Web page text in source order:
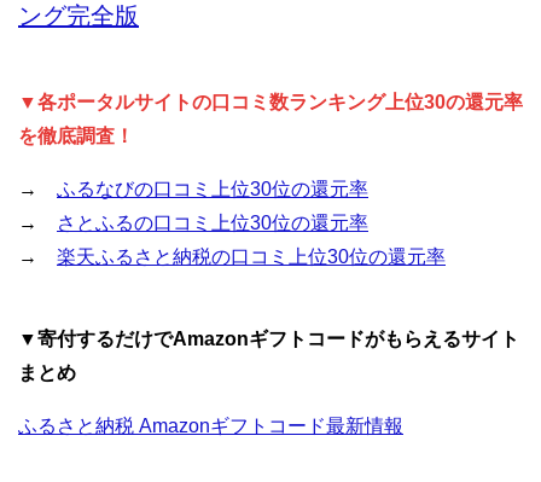
ング完全版
▼各ポータルサイトの口コミ数ランキング上位30の還元率
を徹底調査！
→ ふるなびの口コミ上位30位の還元率
→
さとふるの口コミ上位30位の還元率
→ 楽天ふるさと納税の口コミ上位30位の還元率
▼寄付するだけでAmazonギフトコードがもらえるサイト
まとめ
ふるさと納税 Amazonギフトコード最新情報